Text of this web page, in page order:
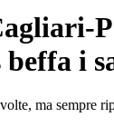
i
ma sempre